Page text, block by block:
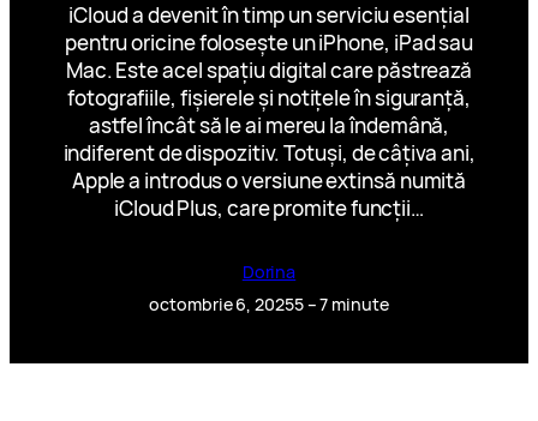
iCloud a devenit în timp un serviciu esențial
pentru oricine folosește un iPhone, iPad sau
Mac. Este acel spațiu digital care păstrează
fotografiile, fișierele și notițele în siguranță,
astfel încât să le ai mereu la îndemână,
indiferent de dispozitiv. Totuși, de câțiva ani,
Apple a introdus o versiune extinsă numită
iCloud Plus, care promite funcții…
Dorina
octombrie 6, 20255 – 7 minute